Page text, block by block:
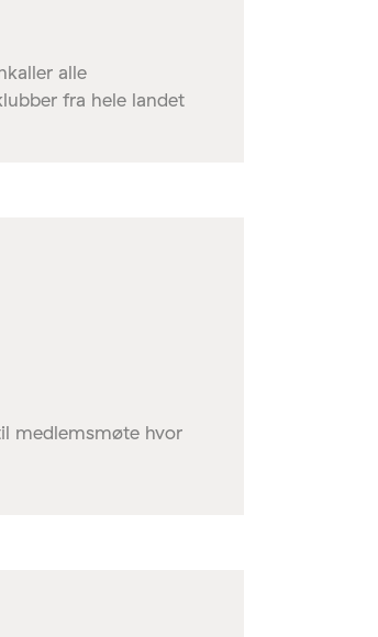
alle
fra hele landet
medlemsmøte hvor